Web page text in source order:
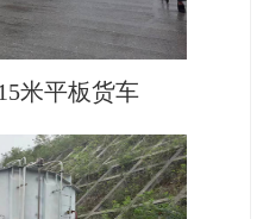
米平板货车